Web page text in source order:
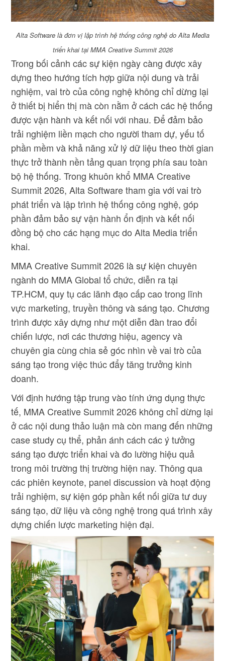
Alta Software là đơn vị lập trình hệ thống công nghệ do Alta Media
triển khai tại MMA Creative Summit 2026
Trong bối cảnh các sự kiện ngày càng được xây
dựng theo hướng tích hợp giữa nội dung và trải
nghiệm, vai trò của công nghệ không chỉ dừng lại
ở thiết bị hiển thị mà còn nằm ở cách các hệ thống
được vận hành và kết nối với nhau. Để đảm bảo
trải nghiệm liền mạch cho người tham dự, yếu tố
phần mềm và khả năng xử lý dữ liệu theo thời gian
thực trở thành nền tảng quan trọng phía sau toàn
bộ hệ thống. Trong khuôn khổ MMA Creative
Summit 2026, Alta Software tham gia với vai trò
phát triển và lập trình hệ thống công nghệ, góp
phần đảm bảo sự vận hành ổn định và kết nối
đồng bộ cho các hạng mục do Alta Media triển
khai.
MMA Creative Summit 2026 là sự kiện chuyên
ngành do MMA Global tổ chức, diễn ra tại
TP.HCM, quy tụ các lãnh đạo cấp cao trong lĩnh
vực marketing, truyền thông và sáng tạo. Chương
trình được xây dựng như một diễn đàn trao đổi
chiến lược, nơi các thương hiệu, agency và
chuyên gia cùng chia sẻ góc nhìn về vai trò của
sáng tạo trong việc thúc đẩy tăng trưởng kinh
doanh.
Với định hướng tập trung vào tính ứng dụng thực
tế, MMA Creative Summit 2026 không chỉ dừng lại
ở các nội dung thảo luận mà còn mang đến những
case study cụ thể, phản ánh cách các ý tưởng
sáng tạo được triển khai và đo lường hiệu quả
trong môi trường thị trường hiện nay. Thông qua
các phiên keynote, panel discussion và hoạt động
trải nghiệm, sự kiện góp phần kết nối giữa tư duy
sáng tạo, dữ liệu và công nghệ trong quá trình xây
dựng chiến lược marketing hiện đại.